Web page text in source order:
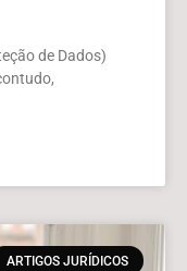
de Dados)
ARTIGOS JURÍDICOS